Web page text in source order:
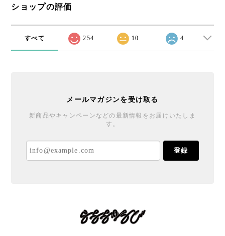
ショップの評価
すべて 254 10 4
メールマガジンを受け取る
新商品やキャンペーンなどの最新情報をお届けいたしま
す。
登録